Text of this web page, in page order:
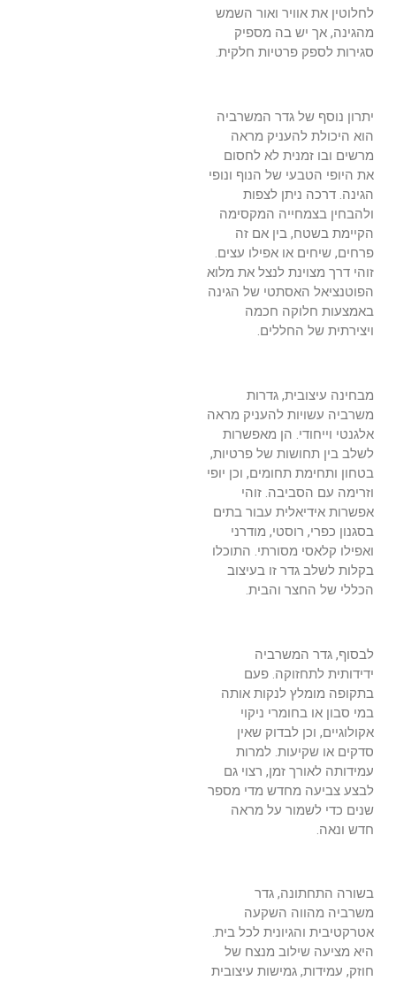
לחלוטין את אוויר ואור השמש
מהגינה, אך יש בה מספיק
סגירות לספק פרטיות חלקית.
יתרון נוסף של גדר המשרביה
הוא היכולת להעניק מראה
מרשים ובו זמנית לא לחסום
את היופי הטבעי של הנוף ונופי
הגינה. דרכה ניתן לצפות
ולהבחין בצמחייה המקסימה
הקיימת בשטח, בין אם זה
פרחים, שיחים או אפילו עצים.
זוהי דרך מצוינת לנצל את מלוא
הפוטנציאל האסתטי של הגינה
באמצעות חלוקה חכמה
ויצירתית של החללים.
מבחינה עיצובית, גדרות
משרביה עשויות להעניק מראה
אלגנטי וייחודי. הן מאפשרות
לשלב בין תחושות של פרטיות,
בטחון ותחימת תחומים, וכן יופי
וזרימה עם הסביבה. זוהי
אפשרות אידיאלית עבור בתים
בסגנון כפרי, רוסטי, מודרני
ואפילו קלאסי מסורתי. התוכלו
בקלות לשלב גדר זו בעיצוב
הכללי של החצר והבית.
לבסוף, גדר המשרביה
ידידותית לתחזוקה. פעם
בתקופה מומלץ לנקות אותה
במי סבון או בחומרי ניקוי
אקולוגיים, וכן לבדוק שאין
סדקים או שקיעות. למרות
עמידותה לאורך זמן, רצוי גם
לבצע צביעה מחדש מדי מספר
שנים כדי לשמור על מראה
חדש ונאה.
בשורה התחתונה, גדר
משרביה מהווה השקעה
אטרקטיבית והגיונית לכל בית.
היא מציעה שילוב מנצח של
חוזק, עמידות, גמישות עיצובית